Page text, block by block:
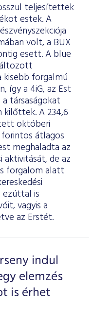
teljesítettek
estek. A
volt, a BUX
esett. A blue
kisebb forgalmú
így a 4iG, az Est
társaságokat
A 234,6
októberi
forintos átlagos
meghaladta az
aktivitását, de az
forgalom alatt
ezúttal is
vagyis a
az Erstét.
indul
elemzés
is érhet